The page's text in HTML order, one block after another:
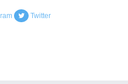
Twitter